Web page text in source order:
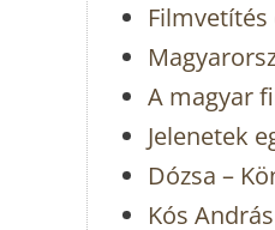
A magyar
Jelenetek
Dózsa –
Kós